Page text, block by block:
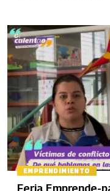
EMPRENDIMIENTO
Feria Emprende-